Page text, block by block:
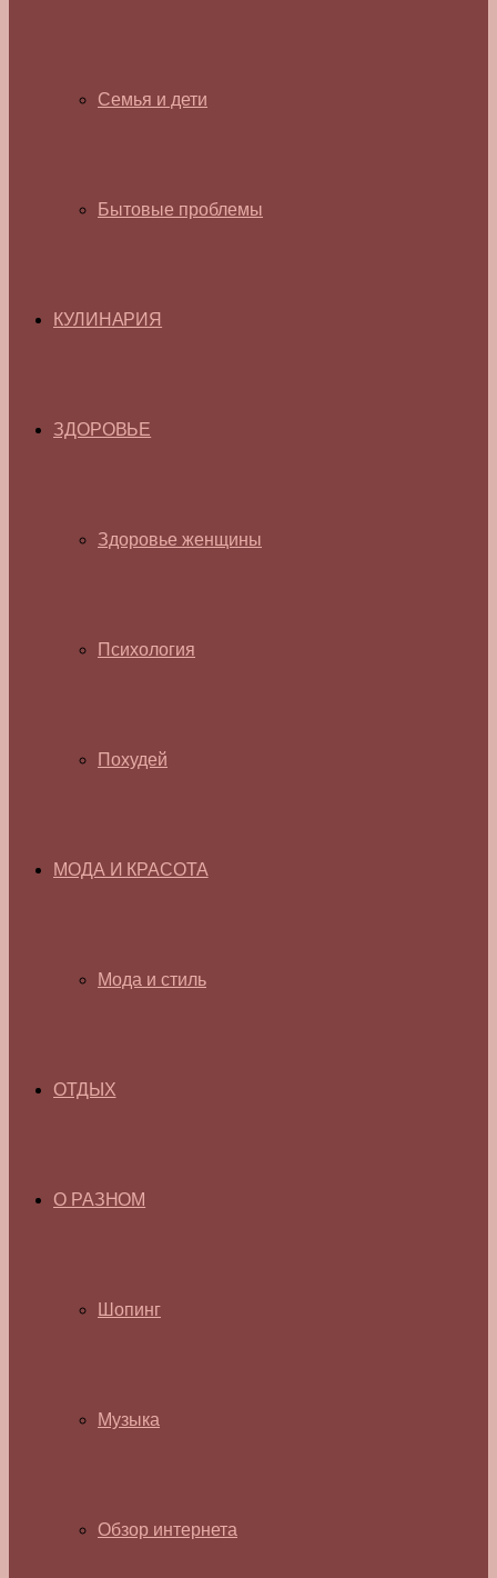
Семья и дети
Бытовые проблемы
КУЛИНАРИЯ
ЗДОРОВЬЕ
Здоровье женщины
Психология
Похудей
МОДА И КРАСОТА
Мода и стиль
ОТДЫХ
О РАЗНОМ
Шопинг
Музыка
Обзор интернета